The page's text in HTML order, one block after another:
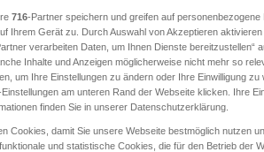
716-Partner speichern und greifen auf
Ihrem Gerät zu. Durch Auswahl von Akzeptieren
verarbeiten Daten, um Ihnen Dienste bereitzustellen“
Inhalte und Anzeigen möglicherweise nicht mehr so
um Ihre Einstellungen zu ändern oder Ihre Einwilligung zu
am unteren Rand der Webseite klicken. Ihre
finden Sie in unserer Datenschutzerklärung.
Cookies, damit Sie unsere Webseite bestmöglich nutzen
und statistische Cookies, die für den Betrieb der